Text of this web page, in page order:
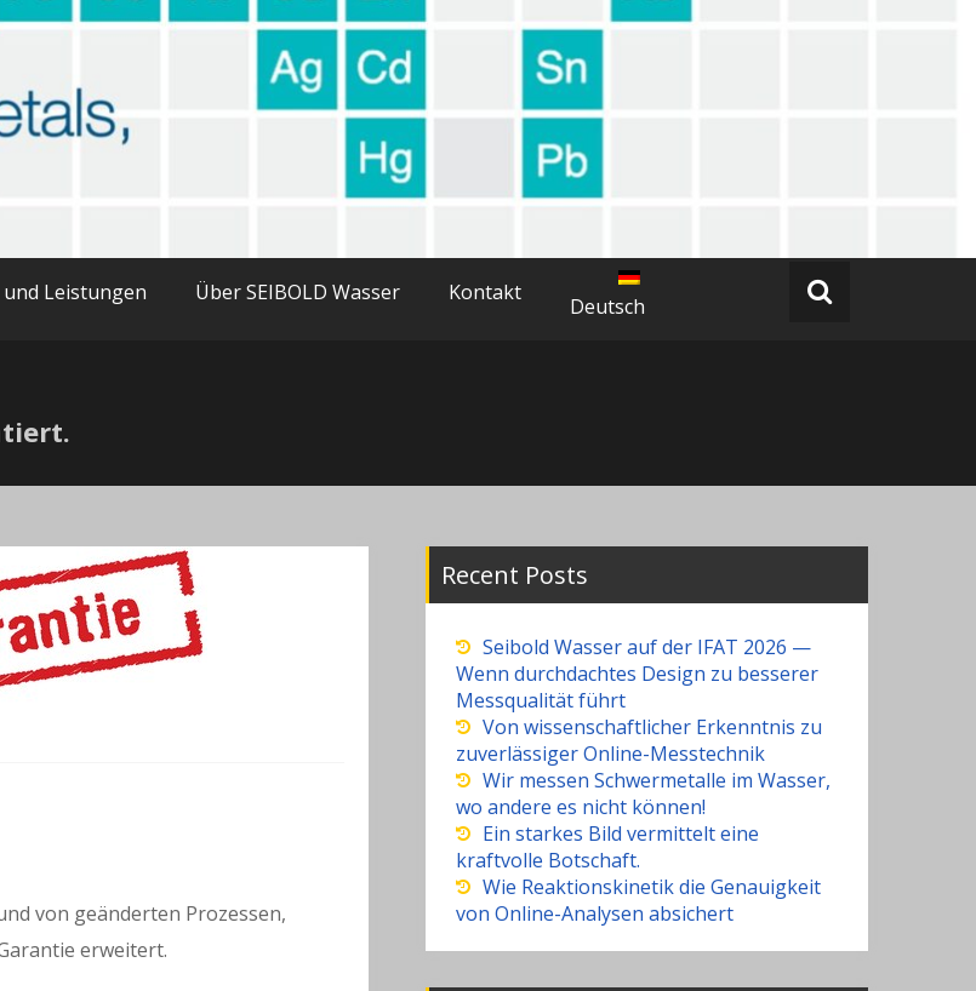
in water
Leistungen Über SEIBOLD Wasser Kontakt
Deutsch
von geänderten Prozessen,
erweitert.
Recent Posts
Seibold Wasser auf der IFAT 2026 —
Wenn durchdachtes Design zu besserer
Messqualität führt
Von wissenschaftlicher Erkenntnis zu
zuverlässiger Online-Messtechnik
Wir messen Schwermetalle im Wasser,
wo andere es nicht können!
Ein starkes Bild vermittelt eine
kraftvolle Botschaft.
Wie Reaktionskinetik die Genauigkeit
von Online-Analysen absichert